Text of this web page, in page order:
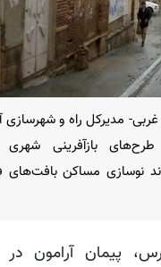
مدیرکل راه و شهرسازی
نوسازی مساکن
پیمان آرامون